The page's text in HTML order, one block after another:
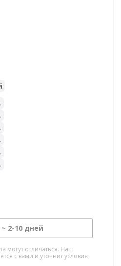
2-10 дней
могут отличаться. Наш
с вами и уточнит условия